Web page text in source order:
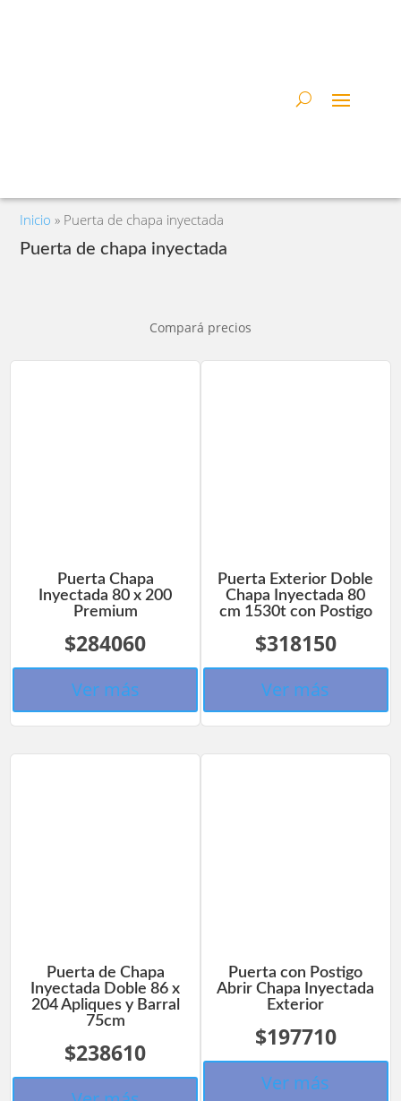
Inicio » Puerta de chapa inyectada
Puerta de chapa inyectada
Compará precios
Puerta Chapa
Inyectada 80 x 200
Premium
$284060
Ver más
Puerta Exterior Doble
Chapa Inyectada 80
cm 1530t con Postigo
$318150
Ver más
Puerta de Chapa
Inyectada Doble 86 x
204 Apliques y Barral
75cm
$238610
Puerta con Postigo
Abrir Chapa Inyectada
Exterior
$197710
Ver más